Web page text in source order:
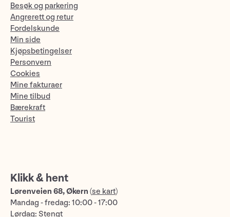
Besøk og parkering
Angrerett og retur
Fordelskunde
Min side
Kjøpsbetingelser
Personvern
Cookies
Mine fakturaer
Mine tilbud
Bærekraft
Tourist
Klikk & hent
Lørenveien 68, Økern (se kart)
Mandag - fredag: 10:00 - 17:00
Lørdag: Stengt